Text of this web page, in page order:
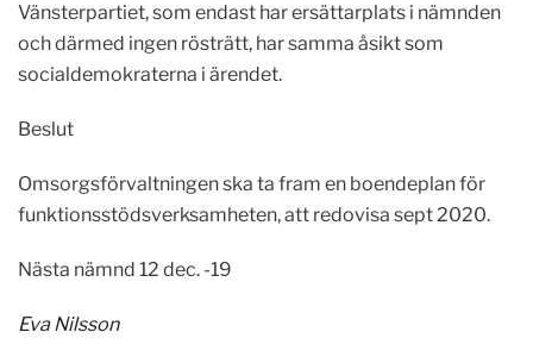
Vänsterpartiet, som endast har ersättarplats i nämnden
och därmed ingen rösträtt, har samma åsikt som
socialdemokraterna i ärendet.
Beslut
Omsorgsförvaltningen ska ta fram en boendeplan för
funktionsstödsverksamheten, att redovisa sept 2020.
Nästa nämnd 12 dec. -19
Eva Nilsson